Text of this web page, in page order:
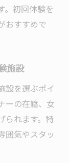
。初回体験を
おすすめで
施設
設を選ぶポイ
ーの在籍、女
られます。特
囲気やスタッ